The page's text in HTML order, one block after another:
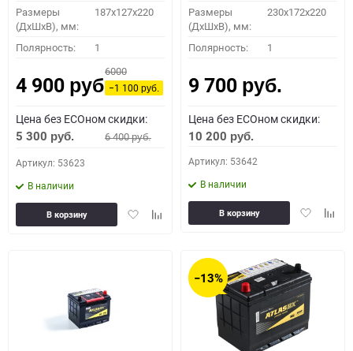
Размеры
(ДхШхВ), мм:
187x127x220
Полярность: 1
4 900 руб.
6000
−1 100руб.
Цена без ECOном скидки:
5 300 руб. 6 400руб.
Артикул: 53623
В наличии
ДобавитьДобавить
В корзину
Размеры
(ДхШхВ), мм:
230x172x220
Полярность: 1
9 700 руб.
Цена без ECOном скидки:
10 200 руб.
Артикул: 53642
В наличии
Добавить
В корзину
−13%